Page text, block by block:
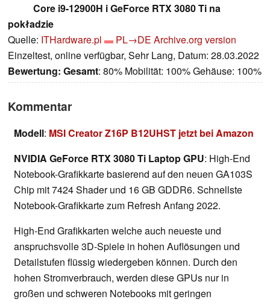
Core i9-12900H i GeForce RTX 3080 Ti na
pokładzie
Quelle: ITHardware.pl PL→DE Archive.org version
Einzeltest, online verfügbar, Sehr Lang, Datum: 28.03.2022
Bewertung: Gesamt: 80% Mobilität: 100% Gehäuse: 100%
Kommentar
Modell: MSI Creator Z16P B12UHST jetzt bei Amazon
NVIDIA GeForce RTX 3080 Ti Laptop GPU: High-End
Notebook-Grafikkarte basierend auf den neuen GA103S
Chip mit 7424 Shader und 16 GB GDDR6. Schnellste
Notebook-Grafikkarte zum Refresh Anfang 2022.
High-End Grafikkarten welche auch neueste und
anspruchsvolle 3D-Spiele in hohen Auflösungen und
Detailstufen flüssig wiedergeben können. Durch den
hohen Stromverbrauch, werden diese GPUs nur in
großen und schweren Notebooks mit geringen